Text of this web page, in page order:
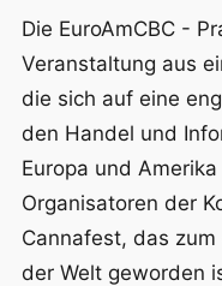
Die EuroAmCBC -
Veranstaltung aus
die sich auf eine
den Handel und
Europa und
Organisatoren der
Cannafest, das
der Welt geworden